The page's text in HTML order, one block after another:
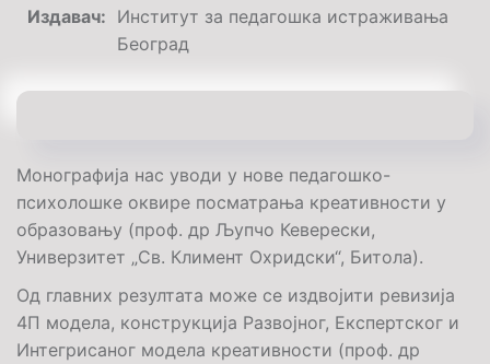
Издавач: Институт за педагошка истраживања
Београд
Монографија нас уводи у нове педагошко-
психолошке оквире посматрања креативности у
образовању (проф. др Љупчо Кеверески,
Универзитет „Св. Климент Охридски“, Битола).
Од главних резултата може се издвојити ревизија
4П модела, конструкција Развојног, Експертског и
Интегрисаног модела креативности (проф. др